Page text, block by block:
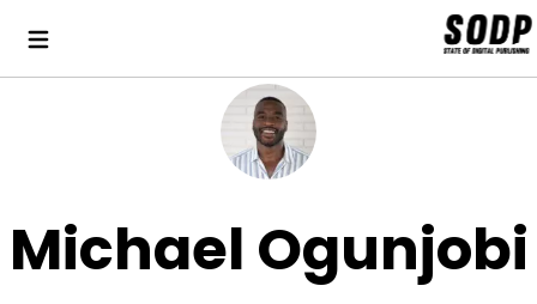
Michael Ogunjobi